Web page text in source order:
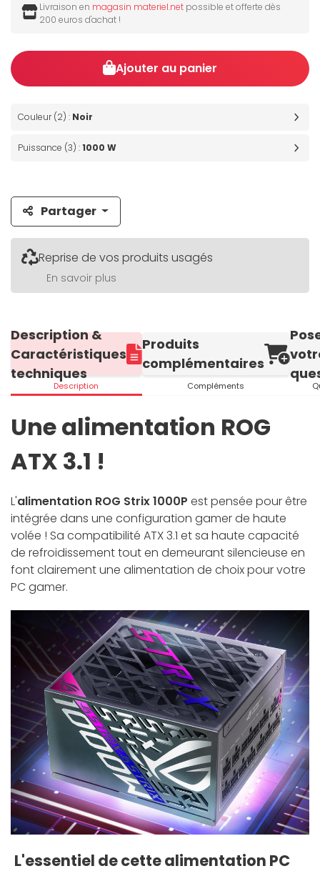
Livraison en magasin materiel.net possible et offerte dès
200 euros d'achat !
Ajouter au panier
Couleur (2) : Noir
Puissance (3) :1000 W
Partager
Reprise de vos produits usagés
En savoir plus
Description &
Caractéristiques
techniques
Description
Produits
complémentaires
Compléments
Une alimentation ROG
ATX 3.1 !
L'alimentation ROG Strix 1000P est pensée pour être
intégrée dans une configuration gamer de haute
volée ! Sa compatibilité ATX 3.1 et sa haute capacité
de refroidissement tout en demeurant silencieuse en
font clairement une alimentation de choix pour votre
PC gamer.
L'essentiel de cette alimentation PC